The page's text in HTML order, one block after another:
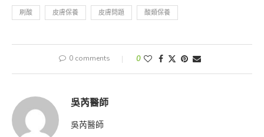
刷酸 皮膚保養 皮膚問題 酸類保養
0 comments 0
吳芮醫師
吳芮醫師